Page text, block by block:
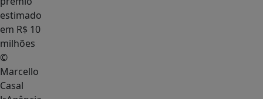
©
Marcello
Casal